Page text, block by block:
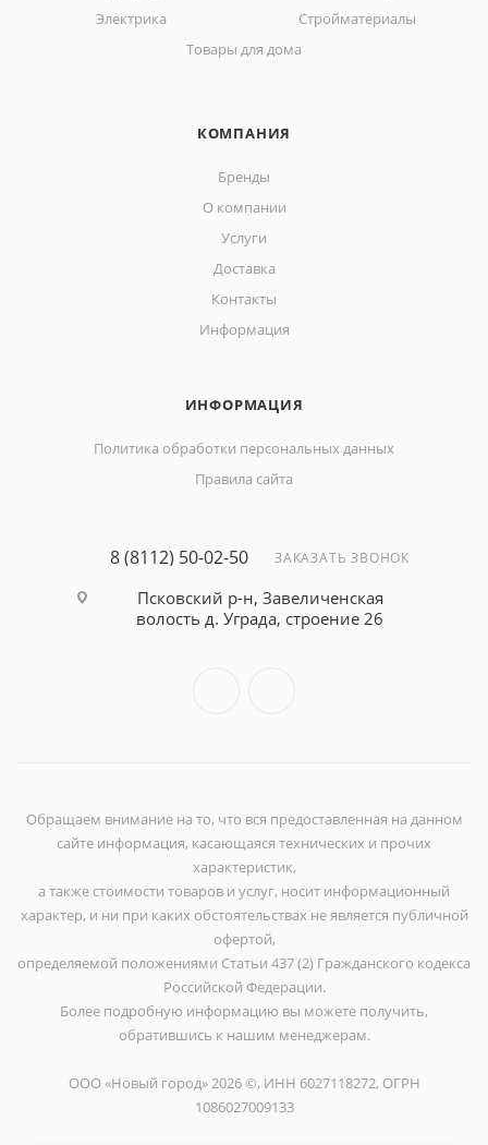
Электрика
Стройматериалы
Товары для дома
КОМПАНИЯ
Бренды
О компании
Услуги
Доставка
Контакты
Информация
ИНФОРМАЦИЯ
Политика обработки персональных данных
Правила сайта
8 (8112) 50-02-50 ЗАКАЗАТЬ ЗВОНОК
Псковский р-н, Завеличенская
волость д. Уграда, строение 26
Обращаем внимание на то, что вся предоставленная на данном
сайте информация, касающаяся технических и прочих
характеристик,
а также стоимости товаров и услуг, носит информационный
характер, и ни при каких обстоятельствах не является публичной
офертой,
определяемой положениями Статьи 437 (2) Гражданского кодекса
Российской Федерации.
Более подробную информацию вы можете получить,
обратившись к нашим менеджерам.
ООО «Новый город» 2026 ©, ИНН 6027118272, ОГРН
1086027009133